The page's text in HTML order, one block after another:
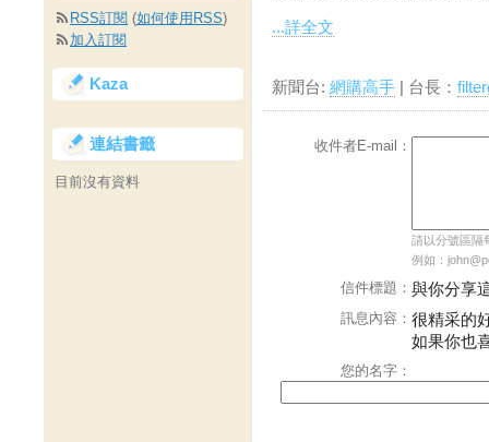
...詳全文
新聞台: 網購高手 | 台長：
收件者E-mail：
請以分號區隔
例如：
信件標題： 與你分享
訊息內容： 很精采的
如果你也
您的名字：
RSS訂閱 (如何使用RSS)
加入訂閱
Kaza
連結書籤
目前沒有資料